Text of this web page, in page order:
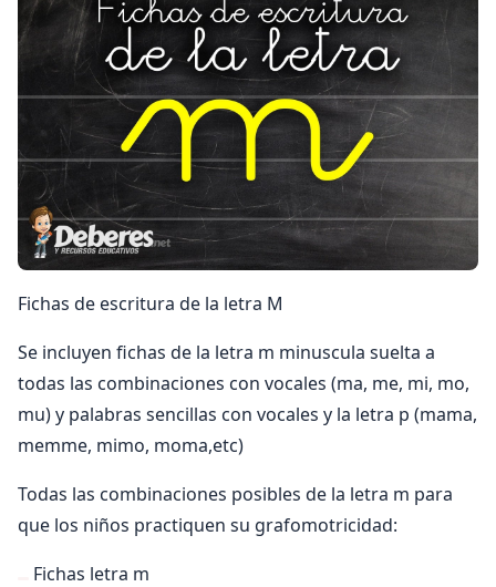
Fichas de escritura de la letra M
Se incluyen fichas de la letra m minuscula suelta a
todas las combinaciones con vocales (ma, me, mi, mo,
mu) y palabras sencillas con vocales y la letra p (mama,
memme, mimo, moma,etc)
Todas las combinaciones posibles de la letra m para
que los niños practiquen su grafomotricidad:
Fichas letra m